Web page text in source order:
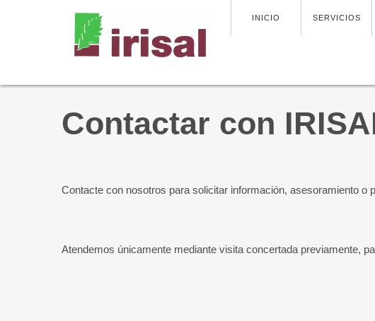
INICIO SERVICIOS
Contactar con
Contacte con nosotros para solicitar información, asesoramiento
Atendemos únicamente mediante visita concertada previamente,